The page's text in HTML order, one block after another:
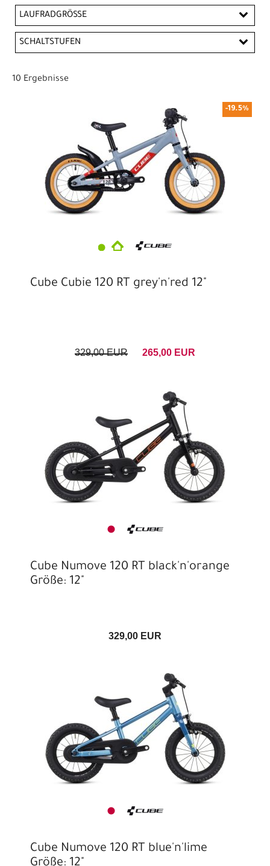
Aluminium
LAUFRADGRÖSSE
12"
SCHALTSTUFEN
10 Ergebnisse
-19.5%
Cube Cubie 120 RT grey'n'red 12"
329,00 EUR 265,00 EUR
Cube Numove 120 RT black'n'orange
Größe: 12"
329,00 EUR
Cube Numove 120 RT blue'n'lime